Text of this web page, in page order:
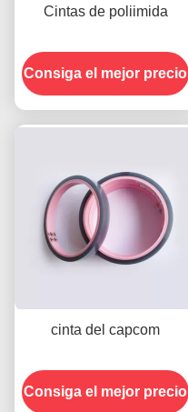
Cintas de poliimida
Consiga el mejor precio
cinta del capcom
Consiga el mejor precio